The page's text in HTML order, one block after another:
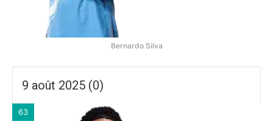
Bernardo Silva
9 août 2025 (0)
63